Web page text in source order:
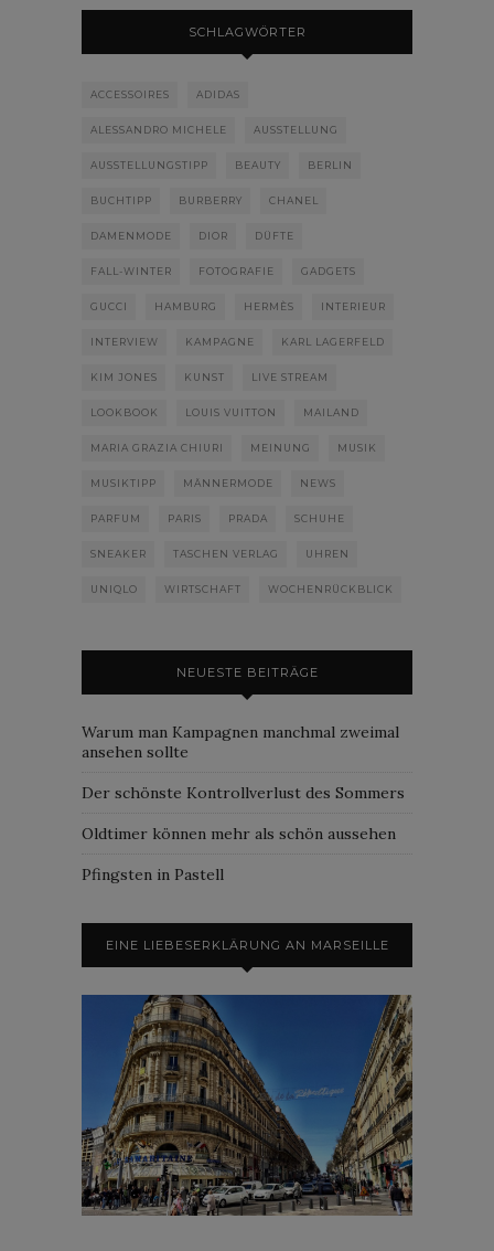
SCHLAGWÖRTER
ACCESSOIRES ADIDAS
ALESSANDRO MICHELE AUSSTELLUNG
AUSSTELLUNGSTIPP BEAUTY BERLIN
BUCHTIPP BURBERRY CHANEL
DAMENMODE DIOR DÜFTE
FALL-WINTER FOTOGRAFIE GADGETS
GUCCI HAMBURG HERMÈS INTERIEUR
INTERVIEW KAMPAGNE KARL LAGERFELD
KIM JONES KUNST LIVE STREAM
LOOKBOOK LOUIS VUITTON MAILAND
MARIA GRAZIA CHIURI MEINUNG MUSIK
MUSIKTIPP MÄNNERMODE NEWS
PARFUM PARIS PRADA SCHUHE
SNEAKER TASCHEN VERLAG UHREN
UNIQLO WIRTSCHAFT WOCHENRÜCKBLICK
NEUESTE BEITRÄGE
Warum man Kampagnen manchmal zweimal
ansehen sollte
Der schönste Kontrollverlust des Sommers
Oldtimer können mehr als schön aussehen
Pfingsten in Pastell
EINE LIEBESERKLÄRUNG AN MARSEILLE